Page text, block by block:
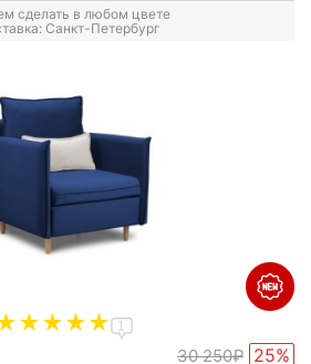
сделать в любом цвете
Санкт-Петербург
1
30 250₽ 25%